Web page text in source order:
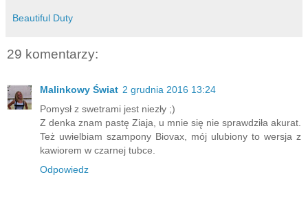
Beautiful Duty
29 komentarzy:
Malinkowy Świat 2 grudnia 2016 13:24
Pomysł z swetrami jest niezły ;)
Z denka znam pastę Ziaja, u mnie się nie sprawdziła akurat.
Też uwielbiam szampony Biovax, mój ulubiony to wersja z
kawiorem w czarnej tubce.
Odpowiedz